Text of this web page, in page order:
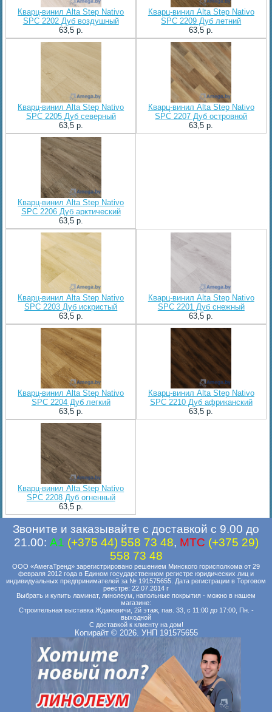
Кварц-винил Alta Step Nativo
SPC 2202 Дуб воздушный
63,5 p.
Кварц-винил Alta Step Nativo
SPC 2209 Дуб летний
63,5 p.
Кварц-винил Alta Step Nativo
SPC 2205 Дуб северный
63,5 p.
Кварц-винил Alta Step Nativo
SPC 2207 Дуб островной
63,5 p.
Кварц-винил Alta Step Nativo
SPC 2206 Дуб арктический
63,5 p.
Кварц-винил Alta Step Nativo
SPC 2203 Дуб искристый
63,5 p.
Кварц-винил Alta Step Nativo
SPC 2201 Дуб снежный
63,5 p.
Кварц-винил Alta Step Nativo
SPC 2204 Дуб легкий
63,5 p.
Кварц-винил Alta Step Nativo
SPC 2210 Дуб африканский
63,5 p.
Кварц-винил Alta Step Nativo
SPC 2208 Дуб огненный
63,5 p.
Звоните и заказывайте с доставкой с 9.00 до
21.00: A1 (+375 44) 558 73 48, MTC (+375 29)
558 73 48
ООО «АмегаТренд» зарегистрировано решением Минского горисполкома от 29
февраля 2012 года в Едином государственном регистре юридических лиц и
индивидуальных предпринимателей за № 191575655. Дата регистрации в Торговом
реестре: 22.07.2014 г
Выбрать и купить ламинат, линолеум, напольные покрытия - можно в нашем
магазине:
Строительная выставка Ждановичи, 2й этаж, пав. 33, с 11:00 до 17:00, Пн. -
выходной
С доставкой к клиенту на дом!
Копирайт © 2026. УНП 191575655